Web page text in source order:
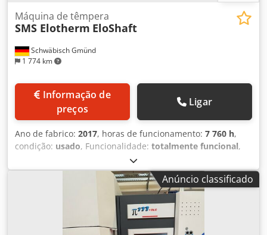
Schwäbisch Gmünd
1 774 km
Máquina de têmpera
SMS Elotherm EloShaft
preços
Ligar
Ano de fabrico: 2017, horas de funcionamento: 7 760 h,
condição: usado, Funcionalidade: totalmente funcional,
número da máquina/veículo:4012321
nos o seu preço de oferta. Venda apenas dentro da
Europa, incluindo a Turquia. ----- Dados técnicos
disponíveis no anexo. Sem embalagem; Excluídos
quaisquer direitos de garantia. Caso deseje desmontar o
equipamento por conta própria, favor informar na sua
Anúncio classificado